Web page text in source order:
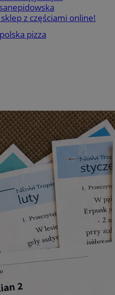
z częściami online!
pizza